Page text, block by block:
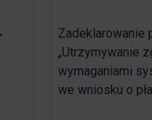
Zadeklarowanie
„Utrzymywanie
wymaganiami
we wniosku o